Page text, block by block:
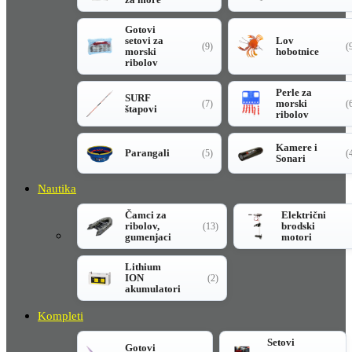
Gotovi
setovi za
morski
ribolov
(9)
Lov
hobotnice
SURF
štapovi
(7)
Perle za
morski
ribolov
Parangali (5)
Kamere i
Sonari
Nautika
Čamci za
ribolov,
gumenjaci
(13)
Električni
brodski
motori
Lithium
ION
akumulatori
(2)
Kompleti
Gotovi
Setovi